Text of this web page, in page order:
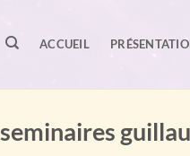
ACCUEIL
seminaires